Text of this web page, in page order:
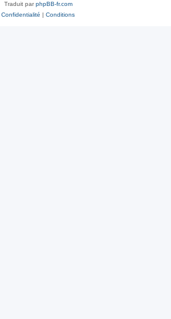
Traduit parphpBB-fr.com
Confidentialité | Conditions